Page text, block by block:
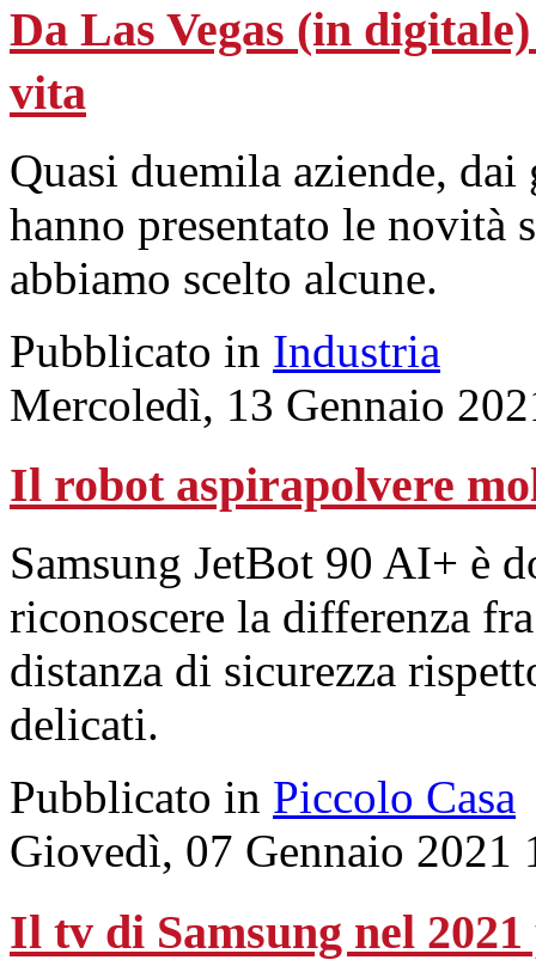
Da Las Vegas (in
vita
Quasi duemila aziende,
hanno presentato le novità
abbiamo scelto alcune.
Pubblicato in Industria
Mercoledì, 13 Gennaio
Il robot aspirapolvere
Samsung JetBot 90 AI+ è
riconoscere la differenza
distanza di sicurezza
delicati.
Pubblicato in Piccolo Casa
Giovedì, 07 Gennaio 2021
Il tv di Samsung nel